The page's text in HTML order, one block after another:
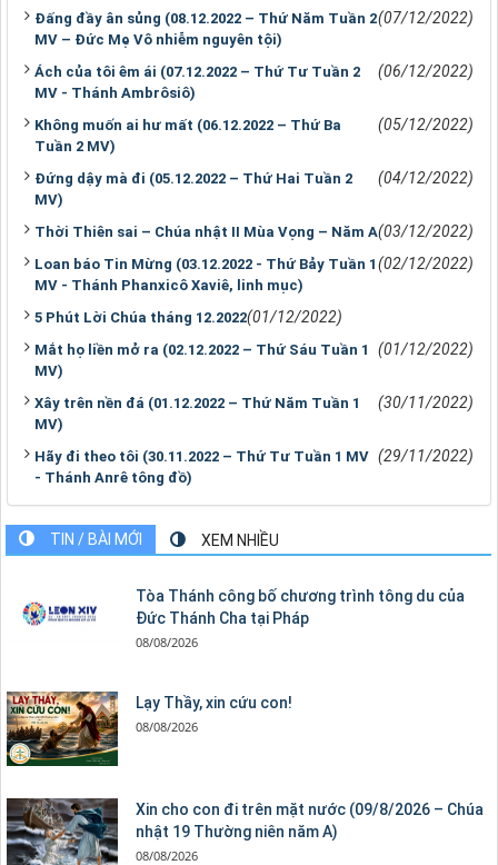
Đấng đầy ân sủng (08.12.2022 – Thứ Năm Tuần 2
MV – Đức Mẹ Vô nhiễm nguyên tội)
(07/12/2022)
Ách của tôi êm ái (07.12.2022 – Thứ Tư Tuần 2
MV - Thánh Ambrôsiô)
(06/12/2022)
Không muốn ai hư mất (06.12.2022 – Thứ Ba
Tuần 2 MV)
(05/12/2022)
Đứng dậy mà đi (05.12.2022 – Thứ Hai Tuần 2
MV)
(04/12/2022)
Thời Thiên sai – Chúa nhật II Mùa Vọng – Năm A(03/12/2022)
Loan báo Tin Mừng (03.12.2022 - Thứ Bảy Tuần 1
MV - Thánh Phanxicô Xaviê, linh mục)
(02/12/2022)
5 Phút Lời Chúa tháng 12.2022(01/12/2022)
Mắt họ liền mở ra (02.12.2022 – Thứ Sáu Tuần 1
MV)
(01/12/2022)
Xây trên nền đá (01.12.2022 – Thứ Năm Tuần 1
MV)
(30/11/2022)
Hãy đi theo tôi (30.11.2022 – Thứ Tư Tuần 1 MV
- Thánh Anrê tông đồ)
(29/11/2022)
TIN / BÀI MỚI XEM NHIỀU
Tòa Thánh công bố chương trình tông du của
Đức Thánh Cha tại Pháp
08/08/2026
Lạy Thầy, xin cứu con!
08/08/2026
Xin cho con đi trên mặt nước (09/8/2026 – Chúa
nhật 19 Thường niên năm A)
08/08/2026